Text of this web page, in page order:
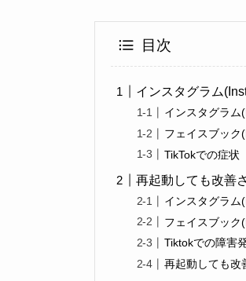
目次
インスタグラム
インスタグラム
フェイスブック
TikTokでの症状
再起動しても改善
インスタグラム
フェイスブック
Tiktokでの障害
再起動しても改